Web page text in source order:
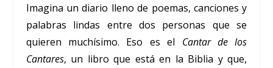
Imagina un diario lleno de poemas, canciones y
palabras lindas entre dos personas que se
quieren muchísimo. Eso es el Cantar de los
Cantares, un libro que está en la Biblia y que,